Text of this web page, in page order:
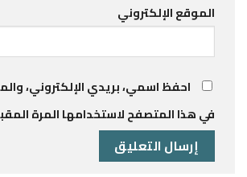
الموقع الإلكتروني
احفظ اسمي، بريدي الإلكتروني،
في هذا المتصفح لاستخدامها المرة